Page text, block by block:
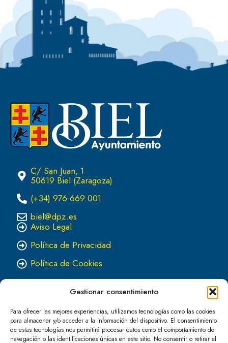
Gestionar consentimiento
Para ofrecer las mejores experiencias, utilizamos tecnologías como las cookies
para almacenar y/o acceder a la información del dispositivo. El consentimiento
de estas tecnologías nos permitirá procesar datos como el comportamiento de
navegación o las identificaciones únicas en este sitio. No consentir o retirar el
C/ San Juan, 1
50619 Biel (Zaragoza)
(+34) 976 669 001
biel@dpz.es
Aviso Legal
Política de Privacidad
Política de Cookies